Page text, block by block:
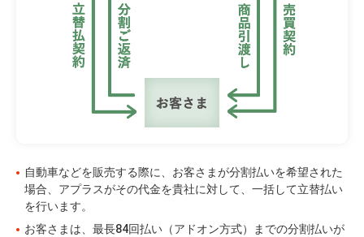
自動車などを販売する際に、お客さまが分割払いを希望された
場合、アプラスがその代金を貴社に対して、一括して立替払い
を行います。
お客さまは、最長84回払い（アドオン方式）までの分割払いが